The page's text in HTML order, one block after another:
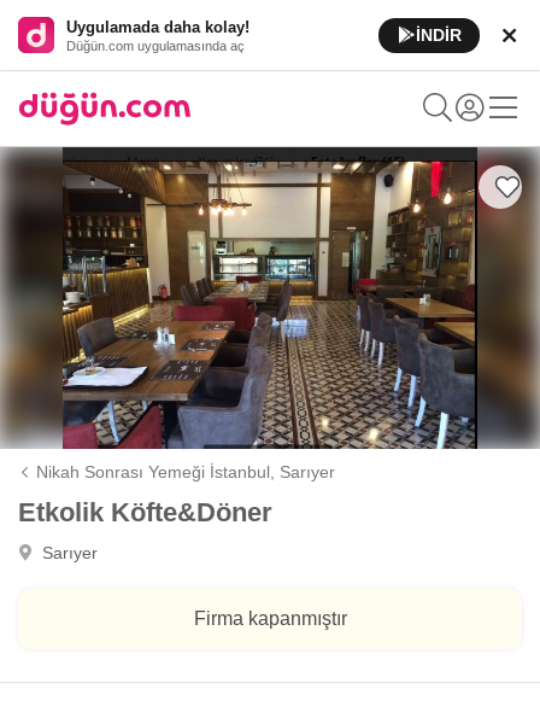
Uygulamada daha kolay!
Düğün.com uygulamasında aç
İNDİR
Nikah Sonrası Yemeği İstanbul, Sarıyer
Etkolik Köfte&Döner
Sarıyer
Firma kapanmıştır